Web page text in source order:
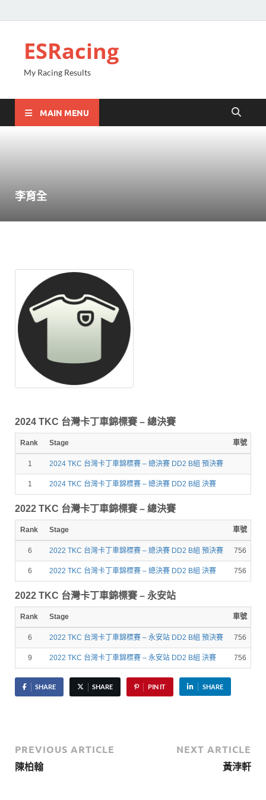
ESRacing
My Racing Results
MAIN MENU
李育全
2024 TKC 台灣卡丁車錦標賽 – 總決賽
Rank Stage 車號
1 2024 TKC 台灣卡丁車錦標賽 – 總決賽 DD2 B組 預決賽
1 2024 TKC 台灣卡丁車錦標賽 – 總決賽 DD2 B組 決賽
2022 TKC 台灣卡丁車錦標賽 – 總決賽
Rank Stage 車號
6 2022 TKC 台灣卡丁車錦標賽 – 總決賽 DD2 B組 預決賽 756
6 2022 TKC 台灣卡丁車錦標賽 – 總決賽 DD2 B組 決賽 756
2022 TKC 台灣卡丁車錦標賽 – 永安站
Rank Stage 車號
6 2022 TKC 台灣卡丁車錦標賽 – 永安站 DD2 B組 預決賽 756
9 2022 TKC 台灣卡丁車錦標賽 – 永安站 DD2 B組 決賽 756
SHARE SHARE PIN IT SHARE
PREVIOUS ARTICLE
陳柏翰
NEXT ARTICLE
黃浡軒